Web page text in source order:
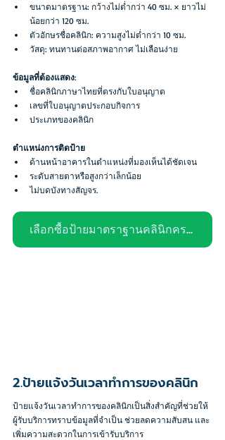
ขนาดมาตรฐาน: กว้างไม่ต่ำกว่า 40 ซม. × ยาวไม่
น้อยกว่า 120 ซม.
ตัวอักษรชื่อคลินิก: ความสูงไม่ต่ำกว่า 10 ซม.
วัสดุ: ทนทานต่อสภาพอากาศ ไม่เลือนง่าย
ข้อมูลที่ต้องแสดง:
ชื่อคลินิกภาษาไทยที่ตรงกับใบอนุญาต
เลขที่ใบอนุญาตประกอบกิจการ
ประเภทของคลินิก
ตำแหน่งการติดป้าย
ด้านหน้าอาคารในตำแหน่งที่มองเห็นได้ชัดเจน
ระดับสายตาหรือสูงกว่าเล็กน้อย
ไม่บดบังทางสัญจร.
เลือกซื้อป้ายมาตราฐานคลินิกครบเซต >คลิก<
2.ป้ายแจ้งวันเวลาทำการของคลินิก
ป้ายแจ้งวันเวลาทำการของคลินิกเป็นสิ่งสำคัญที่ช่วยให้
ผู้รับบริการทราบข้อมูลที่จำเป็น ช่วยลดความสับสน และ
เพิ่มความสะดวกในการเข้ารับบริการ